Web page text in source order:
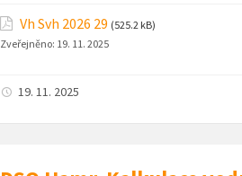
Vh Svh 2026 29 (525.2 kB)
Zveřejněno: 19. 11. 2025
19. 11. 2025